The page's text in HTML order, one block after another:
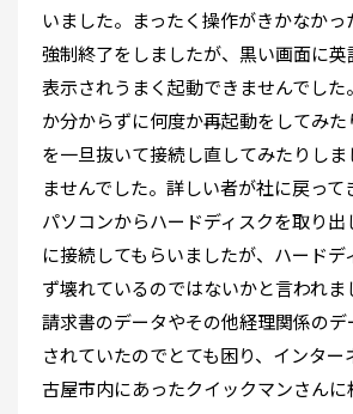
いました。まったく操作がきかなか
強制終了をしましたが、黒い画面に
表示されうまく起動できませんでした
か分からずに何度か再起動をしてみた
を一旦抜いて接続し直してみたりしま
ませんでした。詳しい者が社に戻って
パソコンからハードディスクを取り
に接続してもらいましたが、ハード
ず壊れているのではないかと言われま
請求書のデータやその他経理関係の
されていたのでとても困り、インター
古屋市内にあったクイックマンさんに